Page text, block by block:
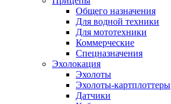
Общего назначения
Для водной техники
Для мототехники
Коммерческие
Спецназначения
Эхолокация
Эхолоты
Эхолоты-картплоттеры
Датчики